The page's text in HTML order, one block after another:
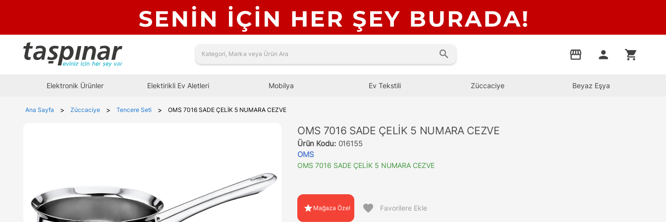
search storefront person shopping_cart
Elektronik Ürünler Elektirikli Ev Aletleri Mobilya Ev Tekstili Züccaciye Beyaz Eşya
Ana Sayfa > Züccaciye > Tencere Seti > OMS 7016 SADE ÇELİK 5 NUMARA CEZVE
OMS 7016 SADE ÇELİK 5 NUMARA CEZVE
Ürün Kodu: 016155
OMS
OMS 7016 SADE ÇELİK 5 NUMARA CEZVE
star Mağaza Özel favorite Favorilere Ekle